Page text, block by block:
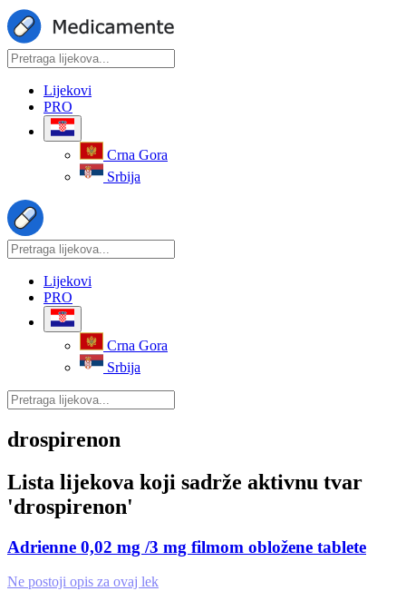
Lijekovi
PRO
Crna Gora
Srbija
Lijekovi
PRO
Crna Gora
Srbija
drospirenon
Lista lijekova koji sadrže aktivnu tvar
'drospirenon'
Adrienne 0,02 mg /3 mg filmom obložene tablete
Ne postoji opis za ovaj lek